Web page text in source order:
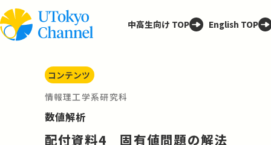
中高生向け TOP English TOP
コンテンツ
情報理工学系研究科
数値解析
配付資料4 固有値問題の解法